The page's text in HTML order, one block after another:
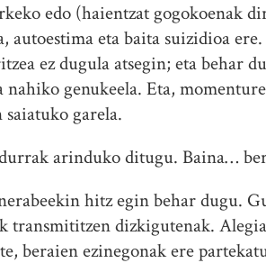
edo (haientzat gogokoenak
autoestima eta baita suizidioa
ez dugula atsegin; eta behar
nahiko genukeela. Eta,
garela.
arinduko ditugu. Baina…
hitz egin behar dugu.
transmititzen dizkigutenak.
beraien ezinegonak ere